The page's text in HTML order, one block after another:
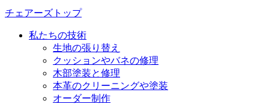
チェアーズトップ
私たちの技術
生地の張り替え
クッションやバネの修理
木部塗装と修理
本革のクリーニングや塗装
オーダー制作